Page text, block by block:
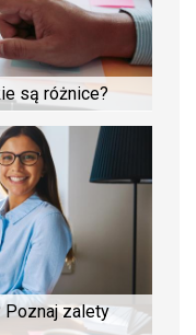
są różnice?
Poznaj zalety